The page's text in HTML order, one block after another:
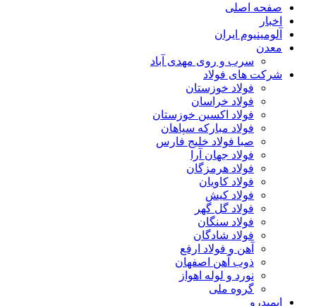
صفحه اصلی
اخبار
آلومینیوم ایران
معدن
سرب و روی مهدی آباد
شرکت های فولاد
فولاد خوزستان
فولاد خراسان
فولاد اکسین خوزستان
فولاد مبارکه سپاهان
صبا فولاد خلیج فارس
فولاد جهان آرا
فولاد هرمزگان
فولاد کاویان
فولاد کیش
فولاد گل گهر
فولاد سنگان
فولاد شادگان
آهن و فولاد ارفع
ذوب آهن اصفهان
نورد و لوله اهواز
گروه ملی
ایمیدرو